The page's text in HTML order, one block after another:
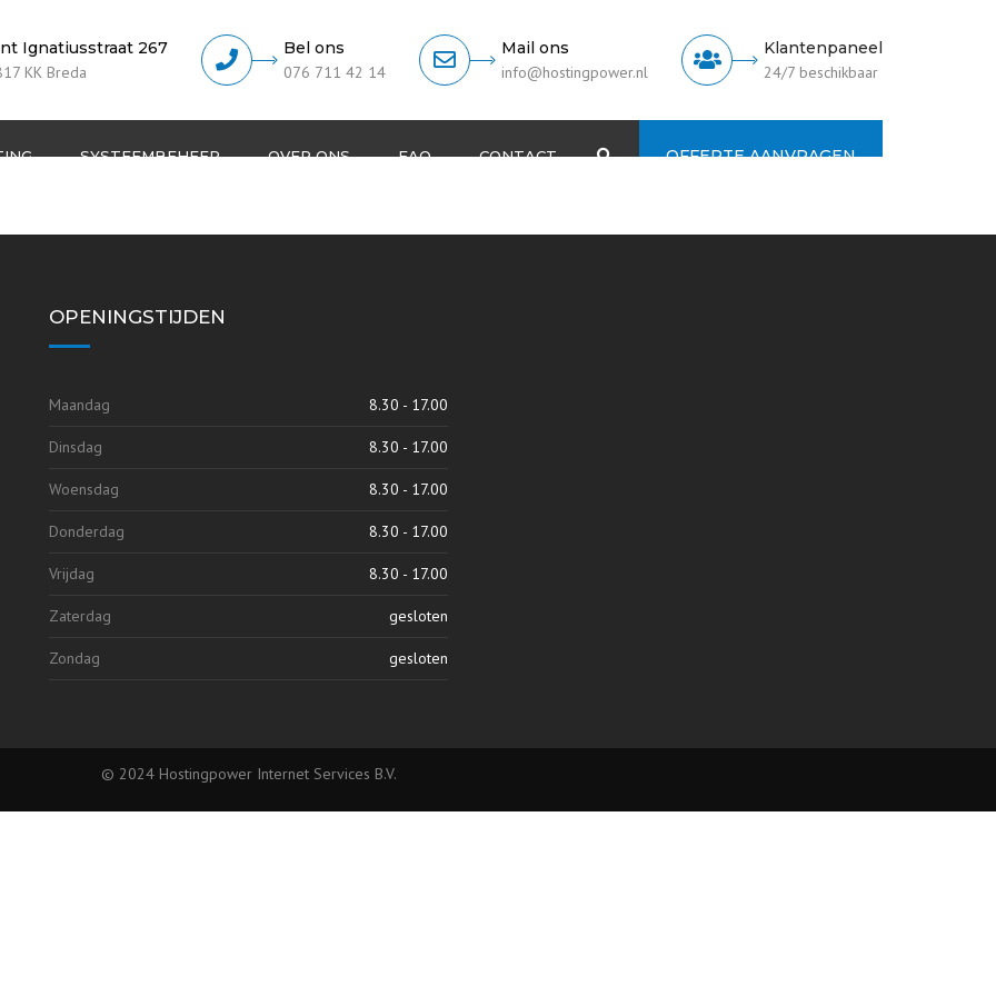
Ignatiusstraat 267
KK Breda
Bel ons
076 711 42 14
Mail ons
info@hostingpower.nl
Klantenpaneel
24/7 beschikbaar
SYSTEEMBEHEER OVER ONS FAQ CONTACT Search OFFERTE AANVRAGEN
OPENINGSTIJDEN
Maandag 8.30 - 17.00
Dinsdag 8.30 - 17.00
Woensdag 8.30 - 17.00
Donderdag 8.30 - 17.00
Vrijdag 8.30 - 17.00
Zaterdag gesloten
Zondag gesloten
© 2024 Hostingpower Internet Services B.V.